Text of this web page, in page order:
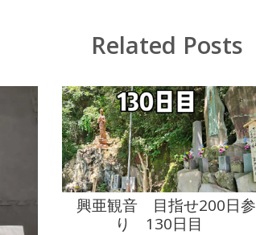
音
せ
100
日
参
り
53
日
目
は
Related Posts
興亜観音 目指せ200日参
り 130日目